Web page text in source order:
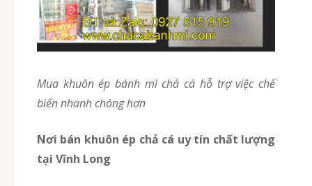
Mua khuôn ép bánh mì chả cá hỗ trợ việc chế
biến nhanh chóng hơn
Nơi bán khuôn ép chả cá uy tín chất lượng
tại Vĩnh Long